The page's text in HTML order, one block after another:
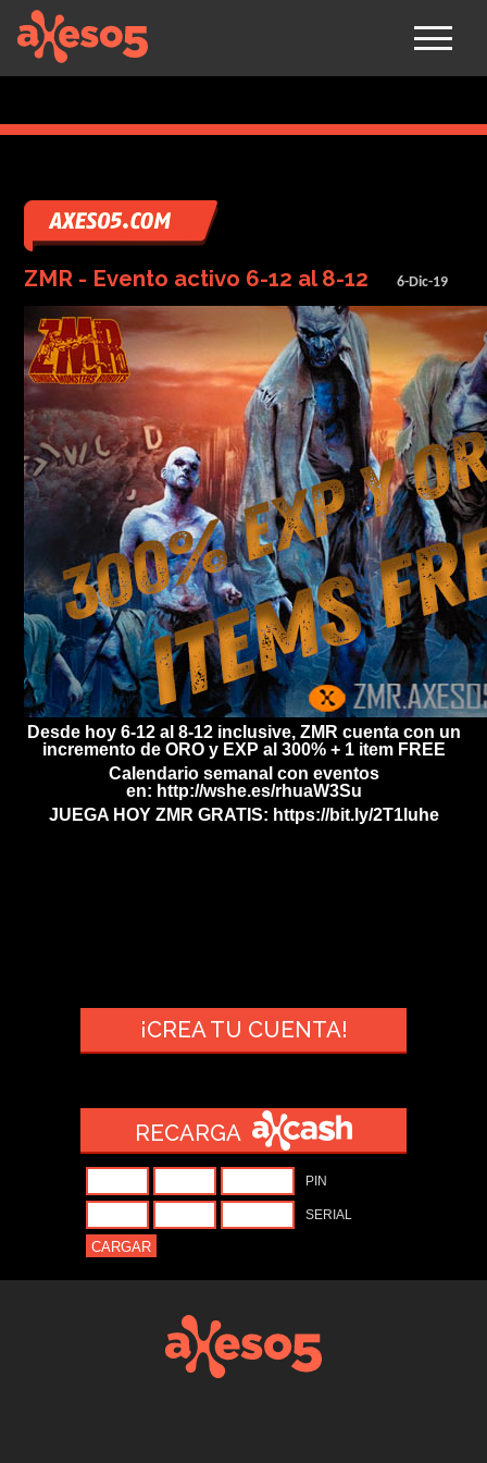
axeso5
ZMR - Evento activo 6-12 al 8-12 6-Dic-19
Desde hoy 6-12 al 8-12 inclusive, ZMR cuenta con un
incremento de ORO y EXP al 300% + 1 item FREE
Calendario semanal con eventos
en: http://wshe.es/rhuaW3Su
JUEGA HOY ZMR GRATIS: https://bit.ly/2T1luhe
¡CREA TU CUENTA!
RECARGA